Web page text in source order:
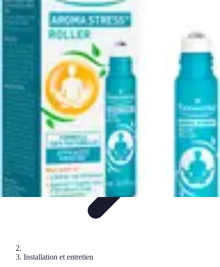
Système Irrigation
Installation
MaintenanceInnovations en irrigation
Réglages
Entretien et Maintenance
Système Irrigation
Installation et entretien